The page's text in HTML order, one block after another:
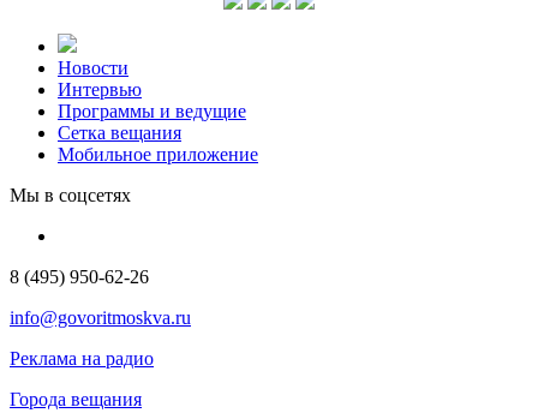
Новости
Интервью
Программы и ведущие
Сетка вещания
Мобильное приложение
Мы в соцсетях
8 (495) 950-62-26
info@govoritmoskva.ru
Реклама на радио
Города вещания